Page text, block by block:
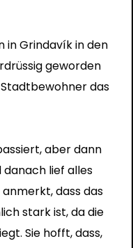
in Grindavík in den
geworden
das
aber dann
danach lief alles
anmerkt, dass das
stark ist, da die
Sie hofft, dass,